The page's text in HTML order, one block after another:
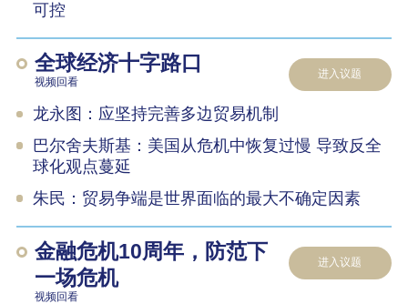
可控
全球经济十字路口
视频回看
进入议题
龙永图：应坚持完善多边贸易机制
巴尔舍夫斯基：美国从危机中恢复过慢 导致反全
球化观点蔓延
朱民：贸易争端是世界面临的最大不确定因素
金融危机10周年，防范下
一场危机
视频回看
进入议题